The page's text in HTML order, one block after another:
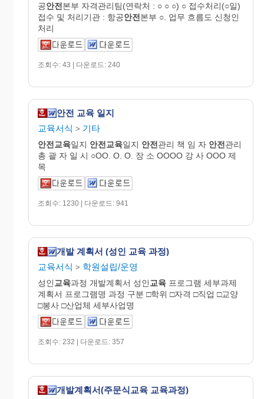
공안전본부 자격관리팀(연락처 : ○ ○ ○) ○ 접수처리(○일)
접수 및 처리기관 : 항공안전본부 ○. 업무 흐름도 신청인
처리
조회수: 43 | 다운로드: 240
안전 교육 일지
교육서식 > 기타
안전교육일지 안전교육일지 안전관리 책 임 자 안전관리
총 괄 자 일 시 ○OO. O. O. 장 소 OOOO 강 사 OOO 제
목
조회수: 1230 | 다운로드: 941
개발 계획서 (성인 교육 과정)
교육서식 > 학원설립/운영
성인 교육과정 개발계획서 성인 교육 프로그램 세부과제
계획서 프로그램명 과정 구분 □학위 □자격 □직업 □교양
□봉사 □산업체 세부사업명
조회수: 232 | 다운로드: 357
개발계획서(주문식교육 교육과정)